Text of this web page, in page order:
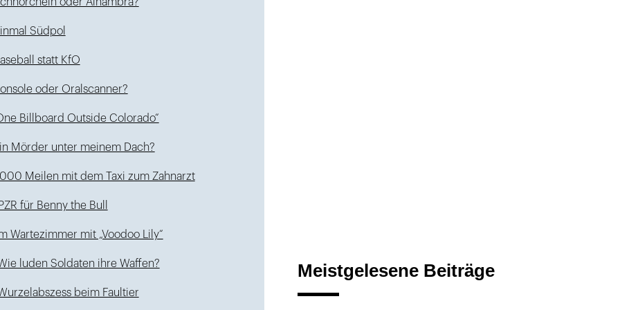
Südpol
statt KfO
oder Oralscanner?
Billboard Outside Colorado“
Mörder unter meinem Dach?
Meilen mit dem Taxi zum Zahnarzt
für Benny the Bull
Wartezimmer mit „Voodoo Lily“
luden Soldaten ihre Waffen?
beim Faultier
Meistgelesene Beiträge